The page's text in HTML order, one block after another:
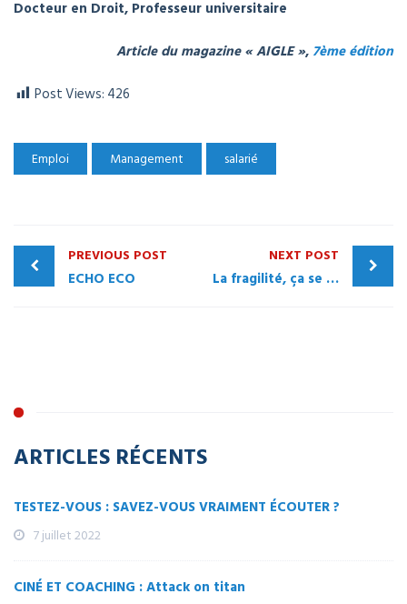
Docteur en Droit, Professeur universitaire
Article du magazine « AIGLE », 7ème édition
Post Views: 426
Emploi Management salarié
PREVIOUS POST
ECHO ECO
NEXT POST
La fragilité, ça se manage!
ARTICLES RÉCENTS
TESTEZ-VOUS : SAVEZ-VOUS VRAIMENT ÉCOUTER ?
7 juillet 2022
CINÉ ET COACHING : Attack on titan